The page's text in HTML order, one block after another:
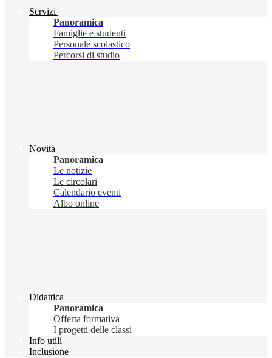
Servizi
Panoramica
Famiglie e studenti
Personale scolastico
Percorsi di studio
Novità
Panoramica
Le notizie
Le circolari
Calendario eventi
Albo online
Didattica
Panoramica
Offerta formativa
I progetti delle classi
Info utili
Inclusione